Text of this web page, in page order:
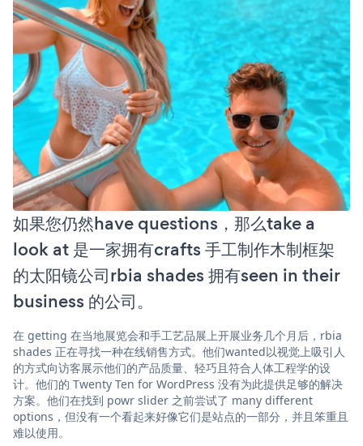
如果您仍然have questions，那么take a
look at 是一家拥有crafts 手工制作木制框架
的太阳镜公司rbia shades 拥有seen in their
business 的公司。
在 getting 在当地展览会和手工艺品展上开展业务几个月后，rbia
shades 正在寻找一种在线销售方式。他们wanted以视觉上吸引人
的方式向访客展示他们的产品质量、轻巧且符合人体工程学的设
计。他们的 Twenty Ten for WordPress 没有为此提供足够的解决
方案。他们在找到 powr slider 之前尝试了 many different
options，但没有一个看起来好像它们是站点的一部分，并且笨重且
难以使用。